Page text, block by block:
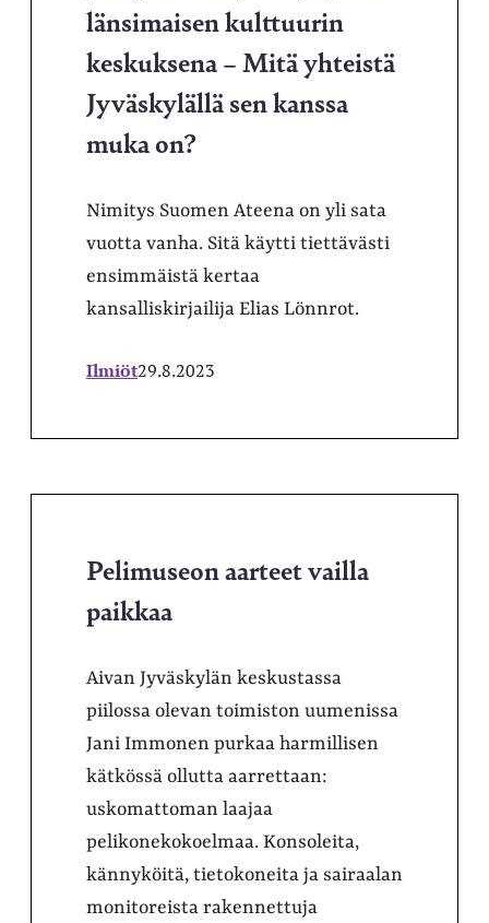
länsimaisen kulttuurin
keskuksena – Mitä yhteistä
Jyväskylällä sen kanssa
muka on?
Nimitys Suomen Ateena on yli sata
vuotta vanha. Sitä käytti tiettävästi
ensimmäistä kertaa
kansalliskirjailija Elias Lönnrot.
Ilmiöt29.8.2023
Pelimuseon aarteet vailla
paikkaa
Aivan Jyväskylän keskustassa
piilossa olevan toimiston uumenissa
Jani Immonen purkaa harmillisen
kätkössä ollutta aarrettaan:
uskomattoman laajaa
pelikonekokoelmaa. Konsoleita,
kännyköitä, tietokoneita ja sairaalan
monitoreista rakennettuja